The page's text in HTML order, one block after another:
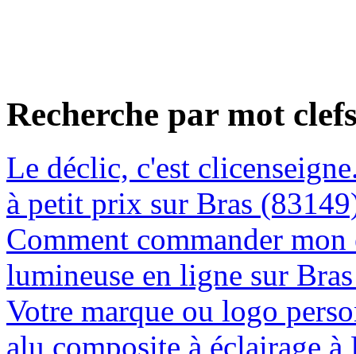
Recherche par mot
Le déclic, c'est
à petit prix sur Bras
Comment commander
lumineuse en ligne sur
Votre marque ou logo
alu composite à éclairage